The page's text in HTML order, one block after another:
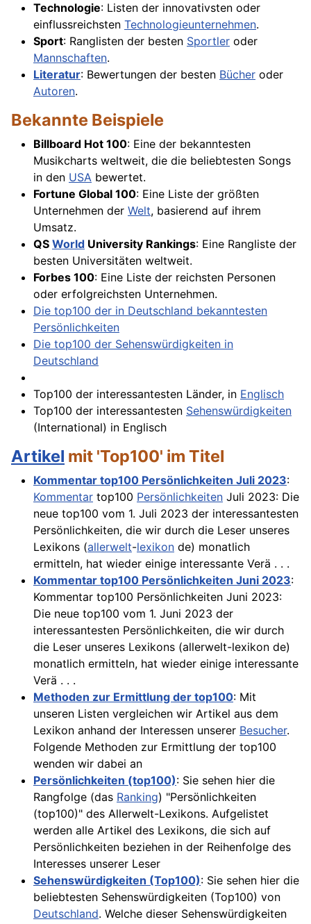
Technologie: Listen der innovativsten oder
einflussreichsten Technologieunternehmen.
Sport: Ranglisten der besten Sportler oder
Mannschaften.
Literatur: Bewertungen der besten Bücher oder
Autoren.
Bekannte Beispiele
Billboard Hot 100: Eine der bekanntesten
Musikcharts weltweit, die die beliebtesten Songs
in den USA bewertet.
Fortune Global 100: Eine Liste der größten
Unternehmen der Welt, basierend auf ihrem
Umsatz.
QS World University Rankings: Eine Rangliste der
besten Universitäten weltweit.
Forbes 100: Eine Liste der reichsten Personen
oder erfolgreichsten Unternehmen.
Die top100 der in Deutschland bekanntesten
Persönlichkeiten
Die top100 der Sehenswürdigkeiten in
Deutschland
Top100 der interessantesten Länder, in Englisch
Top100 der interessantesten Sehenswürdigkeiten
(International) in Englisch
Artikel mit 'Top100' im Titel
Kommentar top100 Persönlichkeiten Juli 2023:
Kommentar top100 Persönlichkeiten Juli 2023: Die
neue top100 vom 1. Juli 2023 der interessantesten
Persönlichkeiten, die wir durch die Leser unseres
Lexikons (allerwelt-lexikon de) monatlich
ermitteln, hat wieder einige interessante Verä . . .
Kommentar top100 Persönlichkeiten Juni 2023:
Kommentar top100 Persönlichkeiten Juni 2023:
Die neue top100 vom 1. Juni 2023 der
interessantesten Persönlichkeiten, die wir durch
die Leser unseres Lexikons (allerwelt-lexikon de)
monatlich ermitteln, hat wieder einige interessante
Verä . . .
Methoden zur Ermittlung der top100: Mit
unseren Listen vergleichen wir Artikel aus dem
Lexikon anhand der Interessen unserer Besucher.
Folgende Methoden zur Ermittlung der top100
wenden wir dabei an
Persönlichkeiten (top100): Sie sehen hier die
Rangfolge (das Ranking) "Persönlichkeiten
(top100)" des Allerwelt-Lexikons. Aufgelistet
werden alle Artikel des Lexikons, die sich auf
Persönlichkeiten beziehen in der Reihenfolge des
Interesses unserer Leser
Sehenswürdigkeiten (Top100): Sie sehen hier die
beliebtesten Sehenswürdigkeiten (Top100) von
Deutschland. Welche dieser Sehenswürdigkeiten